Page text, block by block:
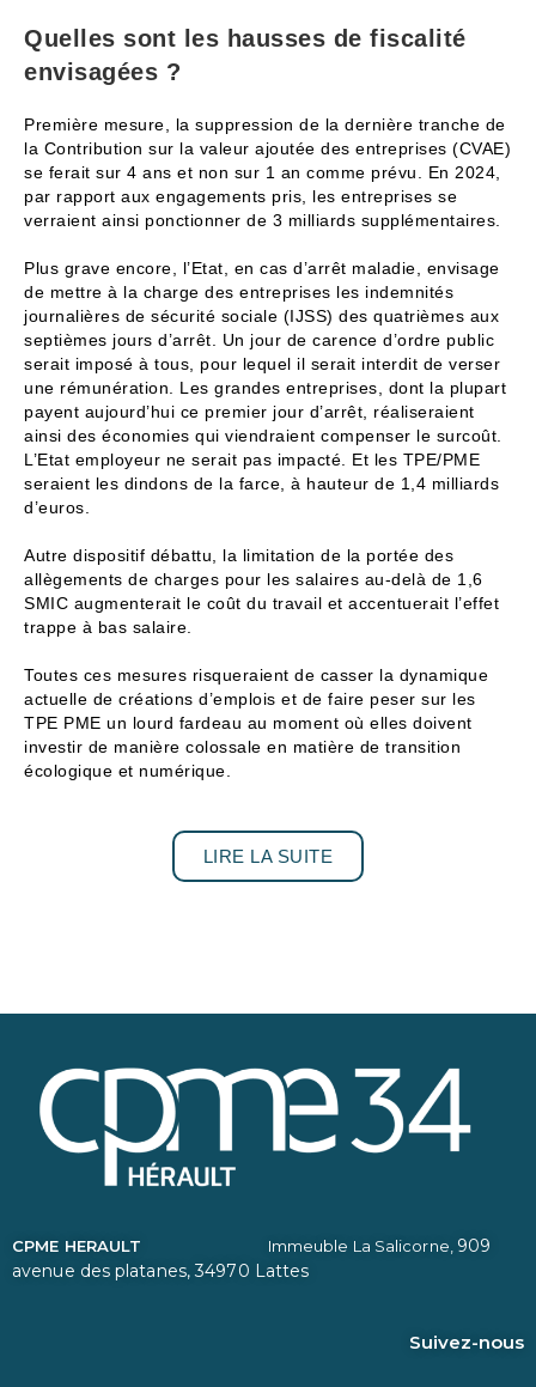
Quelles sont les hausses de fiscalité
envisagées ?
Première mesure, la suppression de la dernière tranche de
la Contribution sur la valeur ajoutée des entreprises (CVAE)
se ferait sur 4 ans et non sur 1 an comme prévu. En 2024,
par rapport aux engagements pris, les entreprises se
verraient ainsi ponctionner de 3 milliards supplémentaires.
Plus grave encore, l’Etat, en cas d’arrêt maladie, envisage
de mettre à la charge des entreprises les indemnités
journalières de sécurité sociale (IJSS) des quatrièmes aux
septièmes jours d’arrêt. Un jour de carence d’ordre public
serait imposé à tous, pour lequel il serait interdit de verser
une rémunération. Les grandes entreprises, dont la plupart
payent aujourd’hui ce premier jour d’arrêt, réaliseraient
ainsi des économies qui viendraient compenser le surcoût.
L’Etat employeur ne serait pas impacté. Et les TPE/PME
seraient les dindons de la farce, à hauteur de 1,4 milliards
d’euros.
Autre dispositif débattu, la limitation de la portée des
allègements de charges pour les salaires au-delà de 1,6
SMIC augmenterait le coût du travail et accentuerait l’effet
trappe à bas salaire.
Toutes ces mesures risqueraient de casser la dynamique
actuelle de créations d’emplois et de faire peser sur les
TPE PME un lourd fardeau au moment où elles doivent
investir de manière colossale en matière de transition
écologique et numérique.
LIRE LA SUITE
CPME HERAULT Immeuble La Salicorne, 909
avenue des platanes,34970 Lattes
Suivez-nous